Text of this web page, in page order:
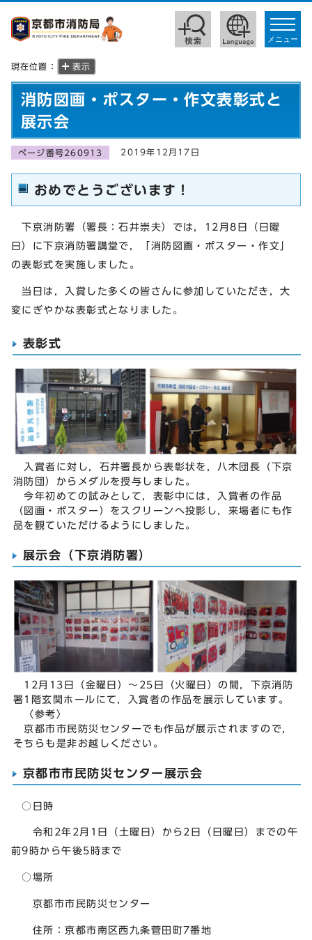
toggle
メニュー
現在位置： 表示
消防図画・ポスター・作文表彰式と
展示会
ページ番号260913 2019年12月17日
おめでとうございます！
下京消防署（署長：石井崇夫）では，12月8日（日曜
日）に下京消防署講堂で，「消防図画・ポスター・作文」
の表彰式を実施しました。
当日は，入賞した多くの皆さんに参加していただき，大
変にぎやかな表彰式となりました。
表彰式
入賞者に対し，石井署長から表彰状を，八木団長（下京
消防団）からメダルを授与しました。
今年初めての試みとして，表彰中には，入賞者の作品
（図画・ポスター）をスクリーンへ投影し，来場者にも作
品を観ていただけるようにしました。
展示会（下京消防署）
12月13日（金曜日）～25日（火曜日）の間，下京消防
署1階玄関ホールにて，入賞者の作品を展示しています。
〈参考〉
京都市市民防災センターでも作品が展示されますので，
そちらも是非お越しください。
京都市市民防災センター展示会
○日時
令和2年2月1日（土曜日）から2日（日曜日）までの午
前9時から午後5時まで
○場所
京都市市民防災センター
住所：京都市南区西九条菅田町7番地